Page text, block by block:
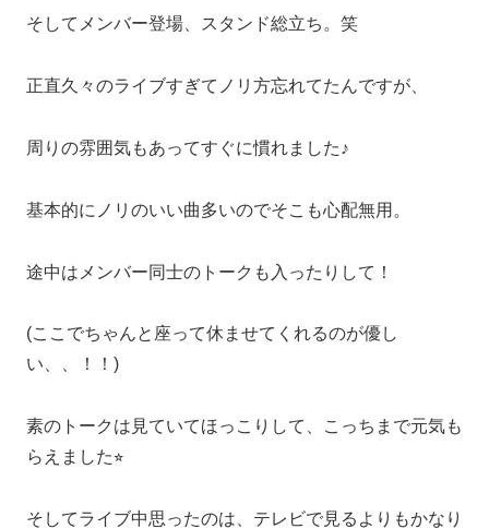
そしてメンバー登場、スタンド総立ち。笑
正直久々のライブすぎてノリ方忘れてたんですが、
周りの雰囲気もあってすぐに慣れました♪
基本的にノリのいい曲多いのでそこも心配無用。
途中はメンバー同士のトークも入ったりして！
(ここでちゃんと座って休ませてくれるのが優し
い、、！！)
素のトークは見ていてほっこりして、こっちまで元気も
らえました⭐︎
そしてライブ中思ったのは、テレビで見るよりもかなり